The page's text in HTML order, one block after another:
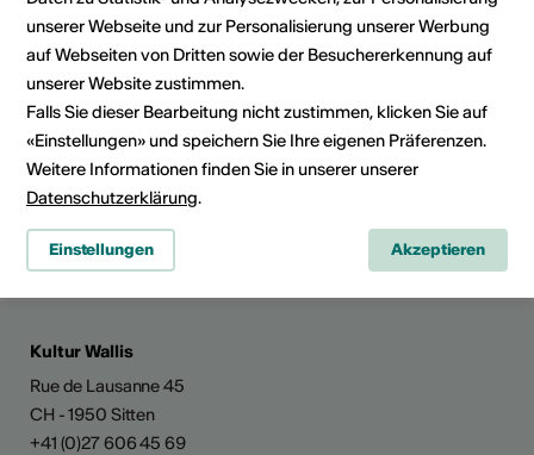
Kategorie
Wettbewerbe /
Ausschreibungen
News teilen
Kultur Wallis
Rue de Lausanne 45
CH - 1950 Sitten
+41 (0)27 606 45 69
unserer Webseite und zur Personalisierung unserer Werbung
auf Webseiten von Dritten sowie der Besuchererkennung auf
unserer Website zustimmen.
Falls Sie dieser Bearbeitung nicht zustimmen, klicken Sie auf
«Einstellungen» und speichern Sie Ihre eigenen Präferenzen.
Weitere Informationen finden Sie in unserer unserer
Datenschutzerklärung.
Einstellungen Akzeptieren